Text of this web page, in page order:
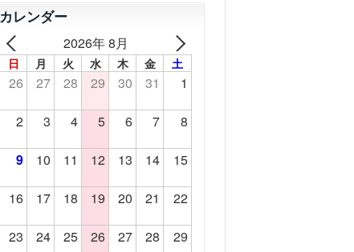
カレンダー
2026年 8月
日 月 火 水 木 金 土
26 27 28 29 30 31 1
2 3 4 5 6 7 8
9 10 11 12 13 14 15
16 17 18 19 20 21 22
23 24 25 26 27 28 29